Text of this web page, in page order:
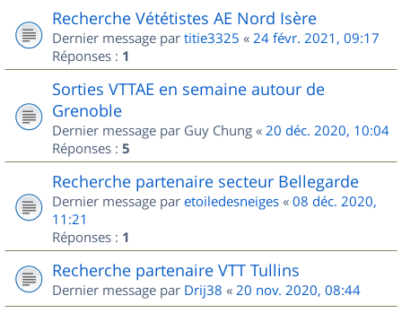
Recherche Vététistes AE Nord Isère
Dernier message par titie3325 « 24 févr. 2021, 09:17
Réponses : 1
Sorties VTTAE en semaine autour de
Grenoble
Dernier message par Guy Chung « 20 déc. 2020, 10:04
Réponses : 5
Recherche partenaire secteur Bellegarde
Dernier message par etoiledesneiges « 08 déc. 2020,
11:21
Réponses : 1
Recherche partenaire VTT Tullins
Dernier message par Drij38 « 20 nov. 2020, 08:44